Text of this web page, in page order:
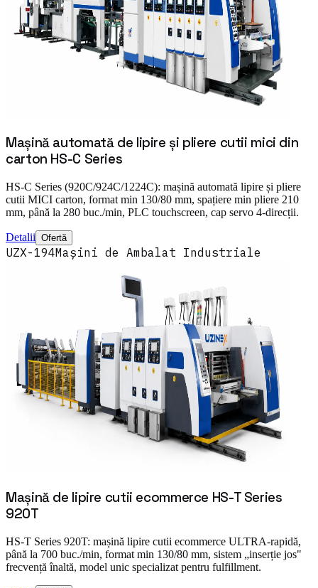
Mașină automată de lipire și pliere cutii mici din
carton HS-C Series
HS-C Series (920C/924C/1224C): mașină automată lipire și pliere
cutii MICI carton, format min 130/80 mm, spațiere min pliere 210
mm, până la 280 buc./min, PLC touchscreen, cap servo 4-direcții.
Detalii Ofertă
UZX-194Mașini de Ambalat Industriale
Mașină de lipire cutii ecommerce HS-T Series
920T
HS-T Series 920T: mașină lipire cutii ecommerce ULTRA-rapidă,
până la 700 buc./min, format min 130/80 mm, sistem „inserție jos"
frecvență înaltă, model unic specializat pentru fulfillment.